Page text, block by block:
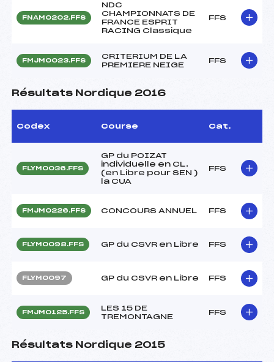
FNAM0202.FFS
NDC
CHAMPIONNATS DE
FRANCE ESPRIT
RACING Classique
FFS
FMJM0023.FFS
CRITERIUM DE LA
PREMIERE NEIGE
FFS
Résultats Nordique 2016
Codex Course Cat.
FLYM0036.FFS
GP du POIZAT
individuelle en CL.
(en Libre pour SEN )
la CUA
FFS
FMJM0226.FFS CONCOURS ANNUEL FFS
FLYM0098.FFS GP du CSVR en Libre FFS
FLYM0097 GP du CSVR en Libre FFS
FMJM0125.FFS
LES 15 DE
TREMONTAGNE
FFS
Résultats Nordique 2015